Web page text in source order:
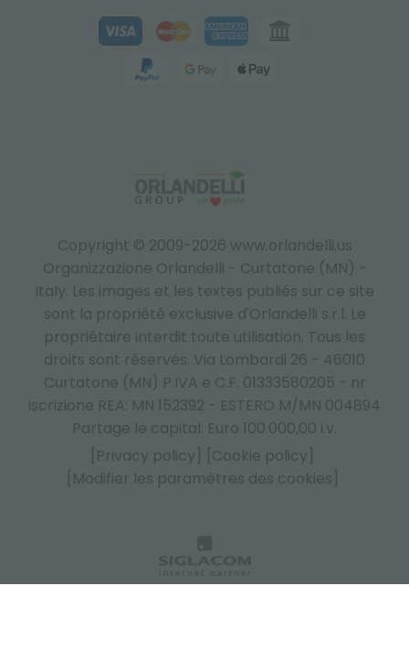
Copyright © 2009-2026 www.orlandelli.us
Organizzazione Orlandelli - Curtatone (MN) -
Italy. Les images et les textes publiés sur ce site
sont la propriété exclusive d'Orlandelli s.r.l. Le
propriétaire interdit toute utilisation. Tous les
droits sont réservés. Via Lombardi 26 - 46010
Curtatone (MN) P.IVA e C.F. 01333580205 - nr
iscrizione REA: MN 152392 - ESTERO M/MN 004894
Partage le capital: Euro 100.000,00 i.v.
[Privacy policy]
[Cookie policy]
[Modifier les paramètres des cookies]